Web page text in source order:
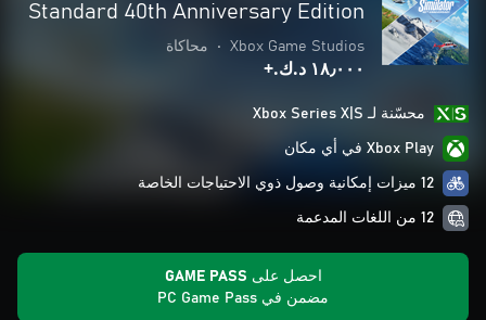
Standard 40th Anniversary Edition
Xbox Game Studios
• محاكاة
١٨٫٠٠٠ د.ك.‏+
محسّنة لـ Xbox Series X|S
Xbox Play في أي مكان
12 ميزات إمكانية وصول ذوي الاحتياجات الخاصة
12 من اللغات المدعمة
احصل على GAME PASS
مضمن في PC Game Pass